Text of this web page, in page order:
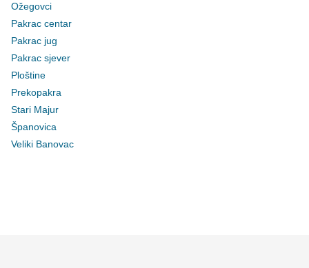
Ožegovci
Pakrac centar
Pakrac jug
Pakrac sjever
Ploštine
Prekopakra
Stari Majur
Španovica
Veliki Banovac